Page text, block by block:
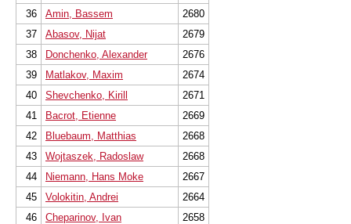
36
Amin, Bassem
2680
37
Abasov, Nijat
2679
38
Donchenko, Alexander
2676
39
Matlakov, Maxim
2674
40
Shevchenko, Kirill
2671
41
Bacrot, Etienne
2669
42
Bluebaum, Matthias
2668
43
Wojtaszek, Radoslaw
2668
44
Niemann, Hans Moke
2667
45
Volokitin, Andrei
2664
46
Cheparinov, Ivan
2658